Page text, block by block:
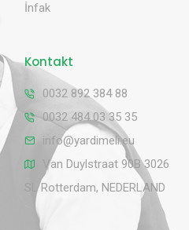
İnfak
Kontakt
0032 892 384 88
0032 484 03 35 35
info@yardimeli.eu
Van Duylstraat 90B 3026
SL Rotterdam, NEDERLAND